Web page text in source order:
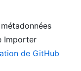
Importer
de GitHub